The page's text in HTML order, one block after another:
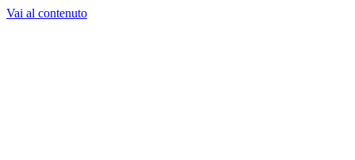
Vai al contenuto